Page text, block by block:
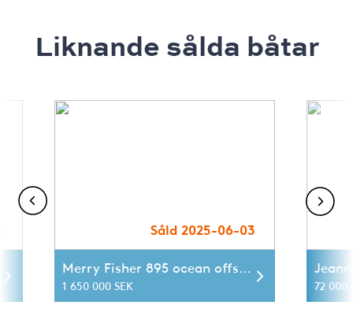
Liknande sålda båtar
Såld 2025-06-03
Merry Fisher 895 ocean offshore ( de lux)
1 650 000 SEK 72 000